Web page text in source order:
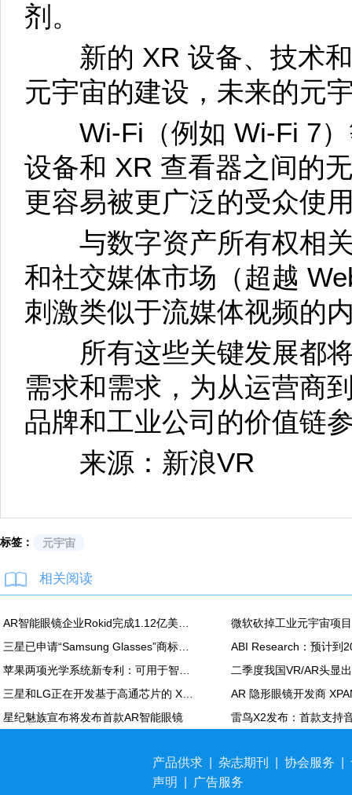
剂。
新的 XR 设备、技术和
元宇宙的建设，未来的元
Wi-Fi（例如 Wi-Fi 7）
设备和 XR 查看器之间的
更容易被更广泛的受众使
与数字资产所有权相关
和社交媒体市场（超越
刺激类似于流媒体视频的
所有这些关键发展都将
需求和需求，为从运营商
品牌和工业公司的价值链
来源：新浪VR
标签： 元宇宙
相关阅读
星纪魅族宣布将发布首款AR智能眼镜
产品供求 杂志期刊 协会服务
声明
广告服务